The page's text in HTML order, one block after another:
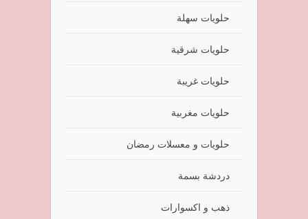
حلويات سهلة
حلويات شرقية
حلويات غريبة
حلويات مغربية
حلويات و معسلات رمضان
دردشة بسمة
ذهب و اكسوارات